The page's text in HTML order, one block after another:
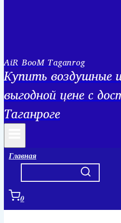
AiR BooM Taganrog
Купить воздушные
выгодной цене с
Таганроге
Главная
0